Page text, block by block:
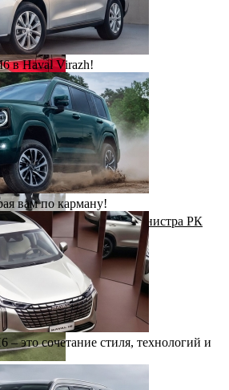
заместителя Премьер-министра РК
КАИК
Virazh!
в Haval Virazh!
вам по карману!
это сочетание стиля, технологий и